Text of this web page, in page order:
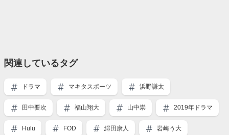
関連しているタグ
ドラマ マキタスポーツ 浜野謙太
田中要次 福山翔大 山中崇 2019年ドラマ
Hulu FOD 緋田康人
岩崎う大